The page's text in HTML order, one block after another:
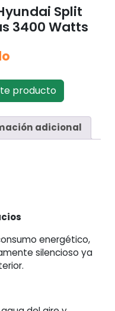
Split
3400 Watts
producto
adicional
energético,
silencioso ya